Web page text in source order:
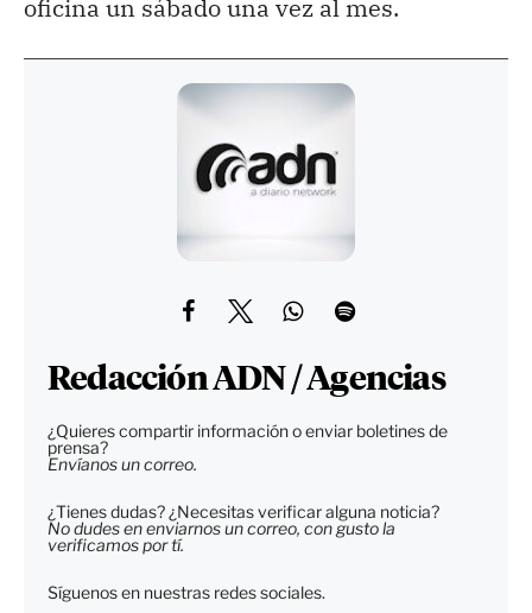
oficina un sábado una vez al mes.
Redacción ADN / Agencias
¿Quieres compartir información o enviar boletines de
prensa?
Envíanos un correo.
¿Tienes dudas? ¿Necesitas verificar alguna noticia?
No dudes en enviarnos un correo, con gusto la
verificamos por tí.
Síguenos en nuestras redes sociales.